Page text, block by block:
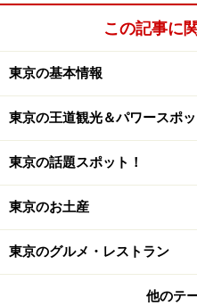
営業時間：営業時間：10:30
アクセス：都営浅草線・
地図：Yahoo!地図情報
■東京スカイツリー インフ
住所：東京都墨田区向島1-
TEL：03-6658-8012
入場料：なし
定休日：年中無休（12月29
この記事に
東京の基本情報
東京の王道観光＆パワースポッ
東京の話題スポット！
東京のお土産
東京のグルメ・レストラン
他のテ